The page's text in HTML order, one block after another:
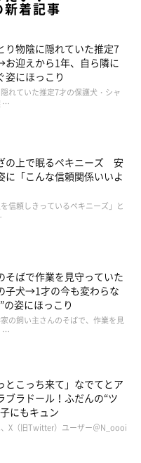
新着記事
り物陰に隠れていた推定7
迎えから1年、自ら隣に
姿にほっこり
れていた推定7才の保護犬・シャ
…
の上で眠るペキニーズ 安
に「こんな信頼関係いいよ
を信頼しきっているペキニーズ」と
そばで作業を見守っていた
子犬→1才の今も変わらな
の姿にほっこり
の飼い主さんのそばで、作業を見
…
とこっち来て」なでてとア
ブラドール！ふだんの“ツ
にもキュン
X（旧Twitter）ユーザー＠N_oooi